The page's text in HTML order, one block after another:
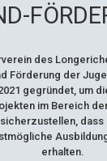
des
Förderung der
gegründet, um
im Bereich
erhalten.